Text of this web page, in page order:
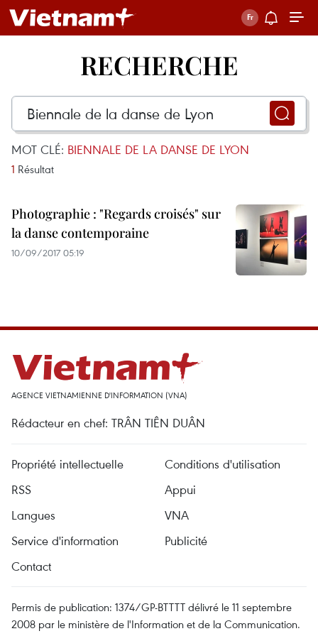
RECHERCHE
MOT CLÉ: BIENNALE DE LA DANSE DE LYON
1 Résultat
Photographie : "Regards croisés" sur
la danse contemporaine
10/09/2017 05:19
AGENCE VIETNAMIENNE D'INFORMATION (VNA)
Rédacteur en chef: TRÂN TIÊN DUÂN
Propriété intellectuelle
Conditions d'utilisation
RSS
Appui
Langues
VNA
Service d'information
Publicité
Contact
Permis de publication: 1374/GP-BTTTT délivré le 11 septembre
2008 par le ministère de l'Information et de la Communication.